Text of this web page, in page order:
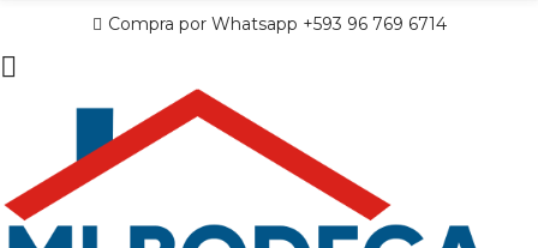
Compra por Whatsapp +593 96 769 6714